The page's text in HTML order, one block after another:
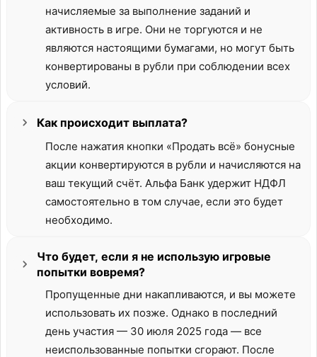
начисляемые за выполнение заданий и
активность в игре. Они не торгуются и не
являются настоящими бумагами, но могут быть
конвертированы в рубли при соблюдении всех
условий.
Как происходит выплата?
После нажатия кнопки «Продать всё» бонусные
акции конвертируются в рубли и начисляются на
ваш текущий счёт. Альфа Банк удержит НДФЛ
самостоятельно в том случае, если это будет
необходимо.
Что будет, если я не использую игровые
попытки вовремя?
Пропущенные дни накапливаются, и вы можете
использовать их позже. Однако в последний
день участия — 30 июля 2025 года — все
неиспользованные попытки сгорают. После